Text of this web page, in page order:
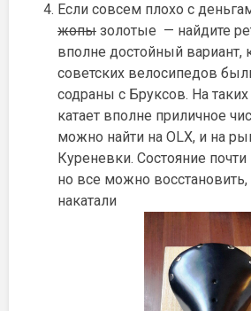
Если совсем плохо с
жопы золотые — найдите
вполне достойный
советских велосипедов
содраны с Бруксов. На
катает вполне приличное
можно найти на OLX, и на
Куреневки. Состояние
но все можно
накатали